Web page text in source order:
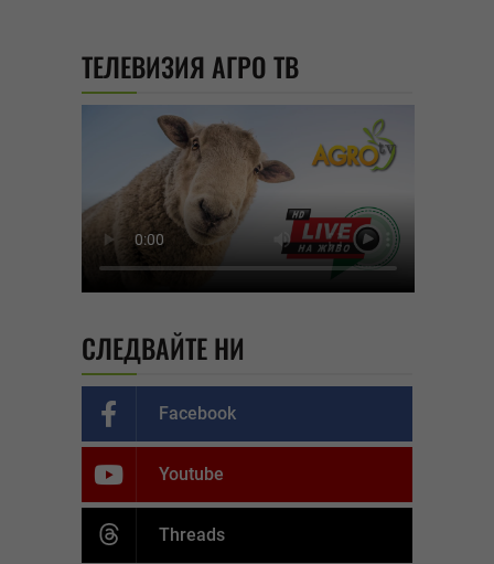
ТЕЛЕВИЗИЯ АГРО ТВ
СЛЕДВАЙТЕ НИ
Facebook
Youtube
Threads